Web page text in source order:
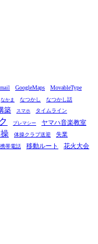
GoogleMaps
MovableType
なかま なつかし なつかし話
築 スマホ タイムライン
プレマシー ヤマハ音楽教室
体操クラブ送迎 失業
携帯電話 移動ルート 花火大会